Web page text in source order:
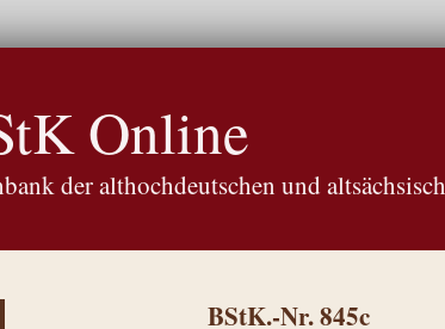
Online
der althochdeutschen und
BStK.-Nr. 845c